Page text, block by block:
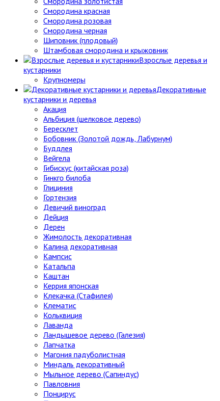
Смородина красная
Смородина розовая
Смородина черная
Шиповник (плодовый)
Штамбовая смородина и крыжовник
Взрослые деревья и
кустарники
Крупномеры
Декоративные
кустарники и деревья
Акация
Альбиция (шелковое дерево)
Бересклет
Бобовник (Золотой дождь, Лабурнум)
Буддлея
Вейгела
Гибискус (китайская роза)
Гинкго билоба
Глициния
Гортензия
Девичий виноград
Дейция
Дерен
Жимолость декоративная
Калина декоративная
Кампсис
Катальпа
Каштан
Керрия японская
Клекачка (Стафилея)
Клематис
Кольквиция
Лаванда
Ландышевое дерево (Галезия)
Лапчатка
Магония падуболистная
Миндаль декоративный
Мыльное дерево (Сапиндус)
Павловния
Понцирус